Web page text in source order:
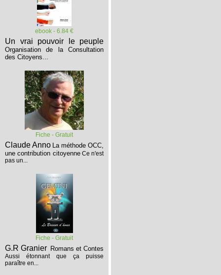
ebook - 6.84 €
Un vrai pouvoir le peuple
Organisation de la Consultation
des Citoyens...
Fiche - Gratuit
Claude Anno La méthode OCC,
une contribution citoyenne Ce n'est
pas un...
Fiche - Gratuit
G.R Granier Romans et Contes
Aussi étonnant que ça puisse
paraître en...